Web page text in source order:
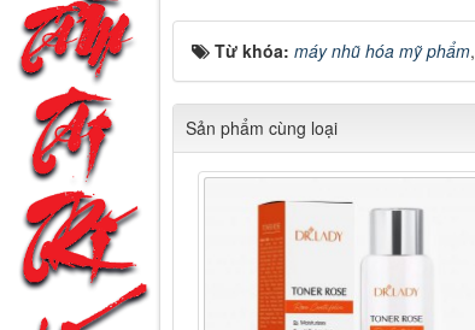
Từ khóa: máy nhũ hóa mỹ phẩm,
Sản phẩm cùng loại